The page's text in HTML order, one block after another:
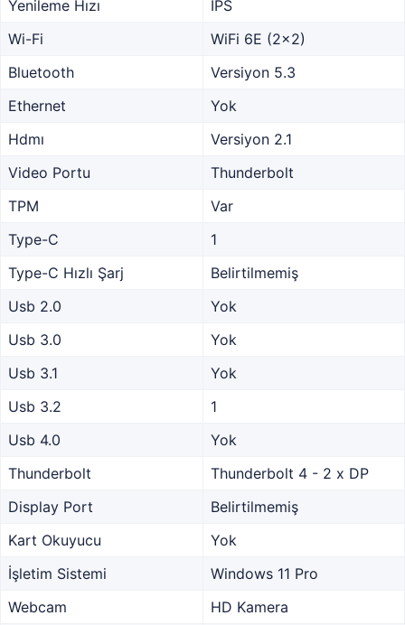
Yenileme Hızı
IPS
Wi-Fi
WiFi 6E (2x2)
Bluetooth
Versiyon 5.3
Ethernet
Yok
Hdmı
Versiyon 2.1
Video Portu
Thunderbolt
TPM
Var
Type-C
1
Type-C Hızlı Şarj
Belirtilmemiş
Usb 2.0
Yok
Usb 3.0
Yok
Usb 3.1
Yok
Usb 3.2
1
Usb 4.0
Yok
Thunderbolt
Thunderbolt 4 - 2 x DP
Display Port
Belirtilmemiş
Kart Okuyucu
Yok
İşletim Sistemi
Windows 11 Pro
Webcam
HD Kamera